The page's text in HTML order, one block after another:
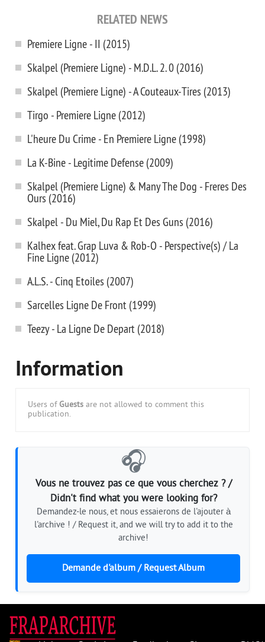
RELATED NEWS
Premiere Ligne - II (2015)
Skalpel (Premiere Ligne) - M.D.L. 2. 0 (2016)
Skalpel (Premiere Ligne) - A Couteaux-Tires (2013)
Tirgo - Premiere Ligne (2012)
L'heure Du Crime - En Premiere Ligne (1998)
La K-Bine - Legitime Defense (2009)
Skalpel (Premiere Ligne) & Many The Dog - Freres Des
Ours (2016)
Skalpel - Du Miel, Du Rap Et Des Guns (2016)
Kalhex feat. Grap Luva & Rob-O - Perspective(s) / La
Fine Ligne (2012)
A.L.S. - Cinq Etoiles (2007)
Sarcelles Ligne De Front (1999)
Teezy - La Ligne De Depart (2018)
Information
Users of Guests are not allowed to comment this
publication.
🎧
Vous ne trouvez pas ce que vous cherchez ? /
Didn't find what you were looking for?
Demandez-le nous, et nous essaierons de l'ajouter à
l'archive ! / Request it, and we will try to add it to the
archive!
Demande d'album / Request Album